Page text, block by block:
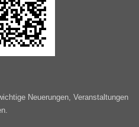
Neuerungen, Veranstaltungen